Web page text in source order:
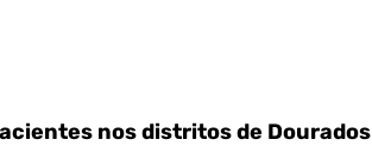
nos distritos de Dourados